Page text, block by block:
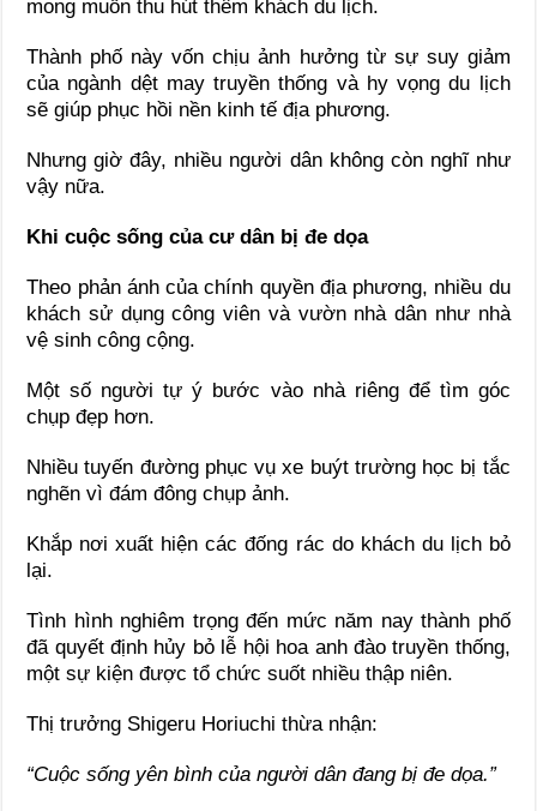
mong muốn thu hút thêm khách du lịch.
Thành phố này vốn chịu ảnh hưởng từ sự suy giảm
của ngành dệt may truyền thống và hy vọng du lịch
sẽ giúp phục hồi nền kinh tế địa phương.
Nhưng giờ đây, nhiều người dân không còn nghĩ như
vậy nữa.
Khi cuộc sống của cư dân bị đe dọa
Theo phản ánh của chính quyền địa phương, nhiều du
khách sử dụng công viên và vườn nhà dân như nhà
vệ sinh công cộng.
Một số người tự ý bước vào nhà riêng để tìm góc
chụp đẹp hơn.
Nhiều tuyến đường phục vụ xe buýt trường học bị tắc
nghẽn vì đám đông chụp ảnh.
Khắp nơi xuất hiện các đống rác do khách du lịch bỏ
lại.
Tình hình nghiêm trọng đến mức năm nay thành phố
đã quyết định hủy bỏ lễ hội hoa anh đào truyền thống,
một sự kiện được tổ chức suốt nhiều thập niên.
Thị trưởng Shigeru Horiuchi thừa nhận:
“Cuộc sống yên bình của người dân đang bị đe dọa.”